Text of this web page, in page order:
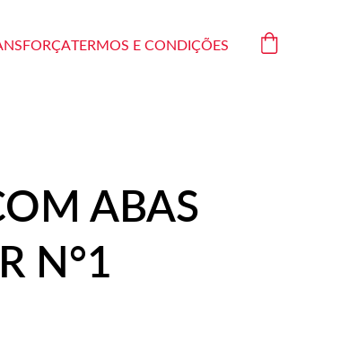
TERMOS E CONDIÇÕES
ABAS
N°1